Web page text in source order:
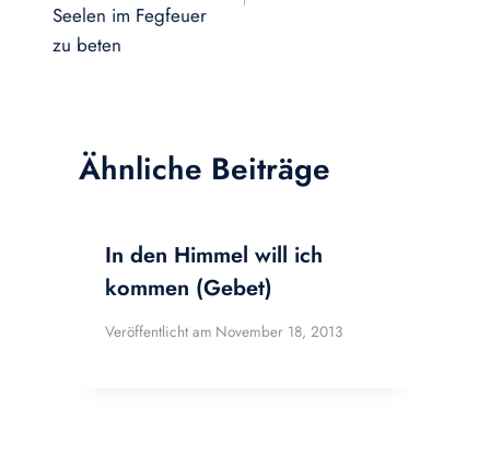
Seelen im Fegfeuer
zu beten
Ähnliche Beiträge
In den Himmel will ich
kommen (Gebet)
Veröffentlicht am November 18, 2013